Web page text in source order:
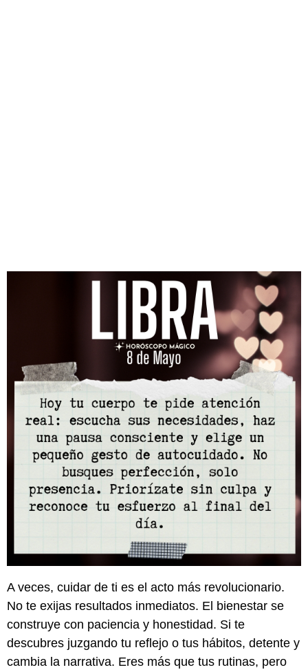
A veces, cuidar de ti es el acto más revolucionario.
No te exijas resultados inmediatos. El bienestar se
construye con paciencia y honestidad. Si te
descubres juzgando tu reflejo o tus hábitos, detente y
cambia la narrativa. Eres más que tus rutinas, pero